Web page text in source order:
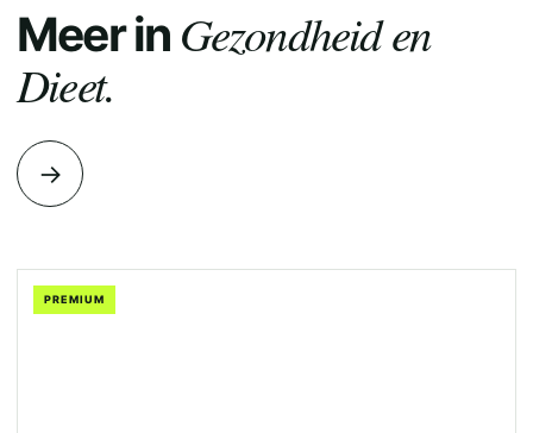
Meer in Gezondheid en
Dieet.
→
PREMIUM